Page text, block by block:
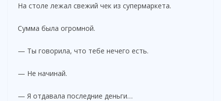
На столе лежал свежий чек из супермаркета.
Сумма была огромной.
— Ты говорила, что тебе нечего есть.
— Не начинай.
— Я отдавала последние деньги…